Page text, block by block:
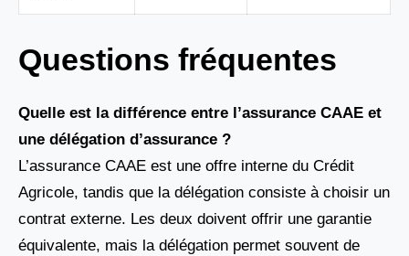
Questions fréquentes
Quelle est la différence entre l’assurance CAAE et
une délégation d’assurance ?
L’assurance CAAE est une offre interne du Crédit
Agricole, tandis que la délégation consiste à choisir un
contrat externe. Les deux doivent offrir une garantie
équivalente, mais la délégation permet souvent de